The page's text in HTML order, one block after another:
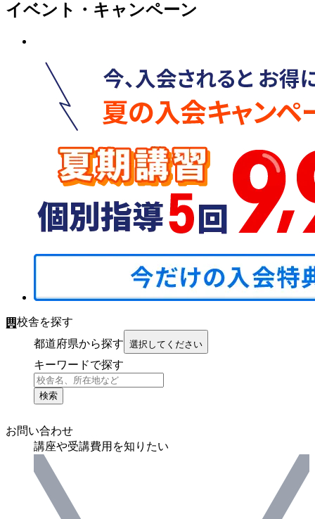
イベント・キャンペーン
校舎を探す
都道府県から探す 選択してください
キーワードで探す
検索
お問い合わせ
講座や受講費用を知りたい